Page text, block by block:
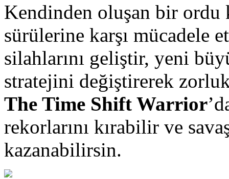
Kendinden oluşan bir ordu
sürülerine karşı mücadele
silahlarını geliştir, yeni
stratejini değiştirerek
The Time Shift Warrior
rekorlarını kırabilir ve
kazanabilirsin.